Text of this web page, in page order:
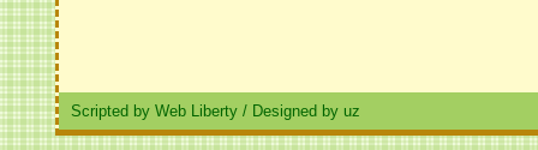
Scripted by Web Liberty / Designed by uz